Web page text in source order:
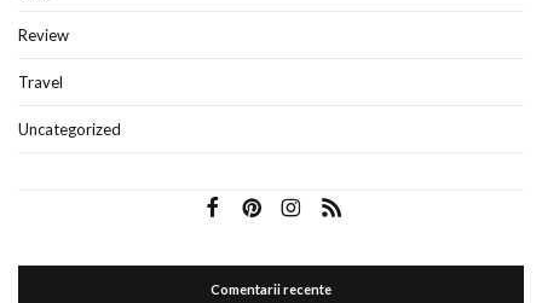
Review
Travel
Uncategorized
Comentarii recente